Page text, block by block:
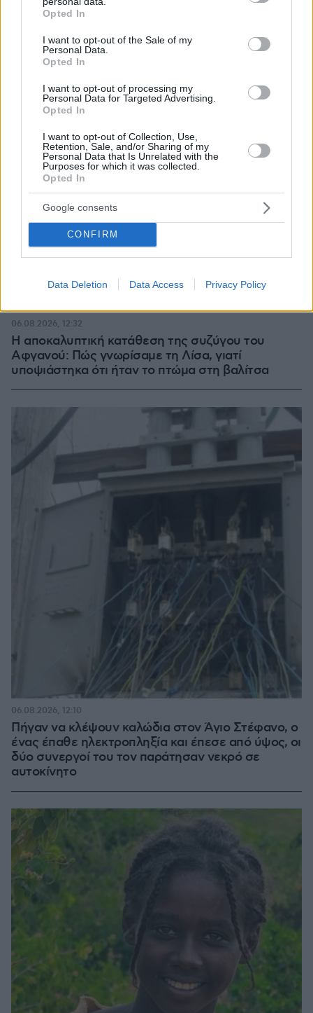
grant or deny consent to Google and its third-party tags to
use your data for below specified purposes in below Google
consent section.
Opted In
I want to opt-out of the Sale of my
Personal Data.
Opted In
I want to opt-out of processing my
Personal Data for Targeted Advertising.
Opted In
I want to opt-out of Collection, Use,
Retention, Sale, and/or Sharing of my
Personal Data that Is Unrelated with the
Purposes for which it was collected.
Opted In
Google consents
CONFIRM
Data Deletion Data Access Privacy Policy
Η αποκαλυπτική κατάθεση της συζύγου του
Αφγανού: Πώς γνωρίσαμε τη Λίσα, γιατί
υποψιάστηκα ότι ήταν το πτώμα στη βαλίτσα
06.08.2026, 12:32
Πήγαν να κλέψουν καλώδια στον Άγιο Στέφανο, ο
ένας έπαθε ηλεκτροπληξία και έπεσε από ύψος, οι
δύο συνεργοί του τον παράτησαν νεκρό σε
αυτοκίνητο
06.08.2026, 12:10